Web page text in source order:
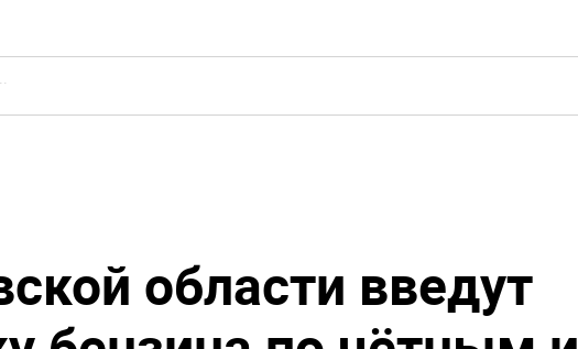
области введут